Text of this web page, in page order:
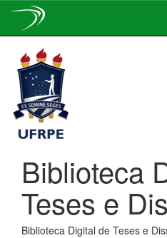
navigation
Biblioteca
Teses e
Biblioteca Digital de Teses e